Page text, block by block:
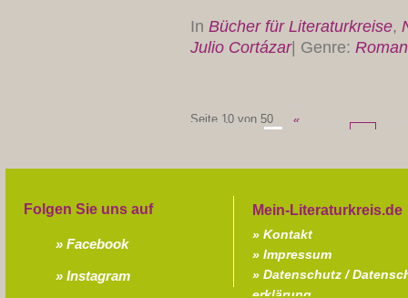
In Bücher für Literaturkreise,
Julio Cortázar| Genre: Roman
Seite 10 von 50
«
Kontakt
Impressum
Datenschutz /
erklärung
Folgen Sie uns auf
Facebook
Instagram